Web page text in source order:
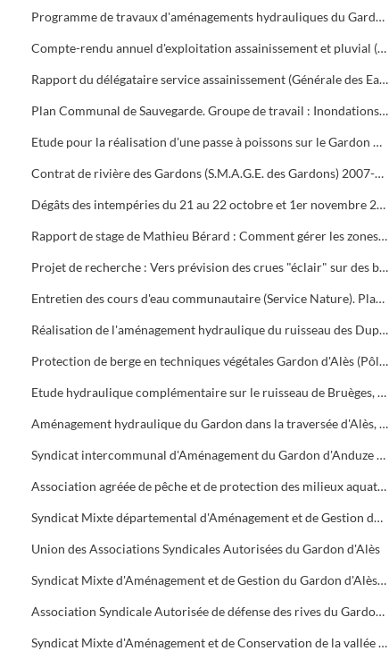
Programme de travaux d'aménagements hydrauliques du Gardon dans la traversée de la ville tranche 3. Projet d'aménagement des berges zones amont et aval
Compte-rendu annuel d'exploitation assainissement et pluvial (Ruas)
Rapport du délégataire service assainissement (Générale des Eaux, Veolia)
Plan Communal de Sauvegarde. Groupe de travail : Inondations (dossier de Philippe Fages). Plan inondations (07/10/2008)
Etude pour la réalisation d'une passe à poissons sur le Gardon dans la traversée d'Alès au niveau du seuil escamotable de la Prairie.
Contrat de rivière des Gardons (S.M.A.G.E. des Gardons) 2007-2008.
Dégâts des intempéries du 21 au 22 octobre et 1er novembre 2008 sur les communes d'Alès, Soustelle et Mialet
Rapport de stage de Mathieu Bérard : Comment gérer les zones de débordement en période de crue (diplôme de brevet technicien supérieur agricole)
Projet de recherche : Vers prévision des crues "éclair" sur des bassins versants non jaugés, par Sophie Sauvagnargues-Lesage et Pierre-Alain Ayral (Ecole des Mines d'Alès)
Entretien des cours d'eau communautaire (Service Nature). Planning d'intervention
Réalisation de l'aménagement hydraulique du ruisseau des Dupines et de ses affluents Basse Prairie Nord et Sud
Protection de berge en techniques végétales Gardon d'Alès (Pôle Infrastructures, service hydraulique)
Etude hydraulique complémentaire sur le ruisseau de Bruèges, commune de Saint-Privat-des-Vieux (S.I.E.E.)
Aménagement hydraulique du Gardon dans la traversée d'Alès, porté à la connaissance du Préfet pour la modification d'un aménagement autorisé au titre du Code de l'Environnement (Egis eau, BCEOM France)
Syndicat intercommunal d'Aménagement du Gardon d'Anduze (S.I.A.G.A.)
Association agréée de pêche et de protection des milieux aquatiques (A.A.P.P.M.A.)
Syndicat Mixte départemental d'Aménagement et de Gestion des cours d'eau et milieux aquatiques du Gard
Union des Associations Syndicales Autorisées du Gardon d'Alès
Syndicat Mixte d'Aménagement et de Gestion du Gardon d'Alès (S.M.A.G.G.A.)
Association Syndicale Autorisée de défense des rives du Gardon de Saint-Christol-lez-Alès et de Saint-Hilaire-de-Brethmas
Syndicat Mixte d'Aménagement et de Conservation de la vallée du Galeizon